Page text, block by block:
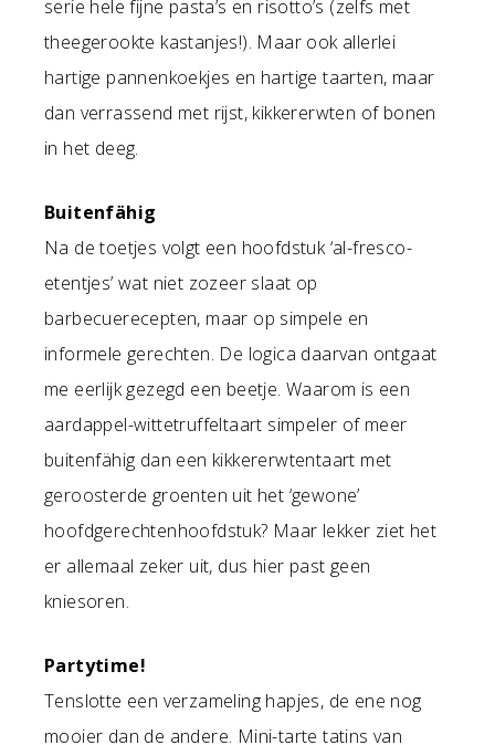
serie hele fijne pasta’s en risotto’s (zelfs met
theegerookte kastanjes!). Maar ook allerlei
hartige pannenkoekjes en hartige taarten, maar
dan verrassend met rijst, kikkererwten of bonen
in het deeg.
Buitenfähig
Na de toetjes volgt een hoofdstuk ‘al-fresco-
etentjes’ wat niet zozeer slaat op
barbecuerecepten, maar op simpele en
informele gerechten. De logica daarvan ontgaat
me eerlijk gezegd een beetje. Waarom is een
aardappel-wittetruffeltaart simpeler of meer
buitenfähig dan een kikkererwtentaart met
geroosterde groenten uit het ‘gewone’
hoofdgerechtenhoofdstuk? Maar lekker ziet het
er allemaal zeker uit, dus hier past geen
kniesoren.
Partytime!
Tenslotte een verzameling hapjes, de ene nog
mooier dan de andere. Mini-tarte tatins van